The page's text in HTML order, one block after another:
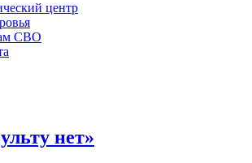
центр
СВО
нет»